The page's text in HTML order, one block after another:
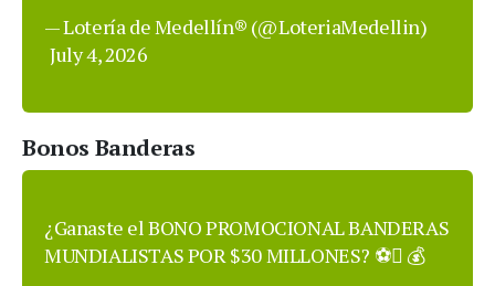
— Lotería de Medellín® (@LoteriaMedellin)
July 4, 2026
Bonos Banderas
¿Ganaste el BONO PROMOCIONAL BANDERAS
MUNDIALISTAS POR $30 MILLONES? ⚽ 💰